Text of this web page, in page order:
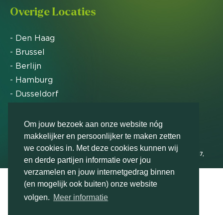
Om jouw bezoek aan onze website nóg
makkelijker en persoonlijker te maken zetten
we cookies in. Met deze cookies kunnen wij
en derde partijen informatie over jou
verzamelen en jouw internetgedrag binnen
(en mogelijk ook buiten) onze website
volgen. Meer informatie
Overige Locaties
- Den Haag
- Brussel
- Berlijn
- Hamburg
- Dusseldorf
Markteffect is door het Financieele Dagblad
uitgeroepen tot FD Gazelle in 2012, 2015, 2016, 2017,
2018, 2019, 2020, 2021, 2022, 2023, 2024 en 2025